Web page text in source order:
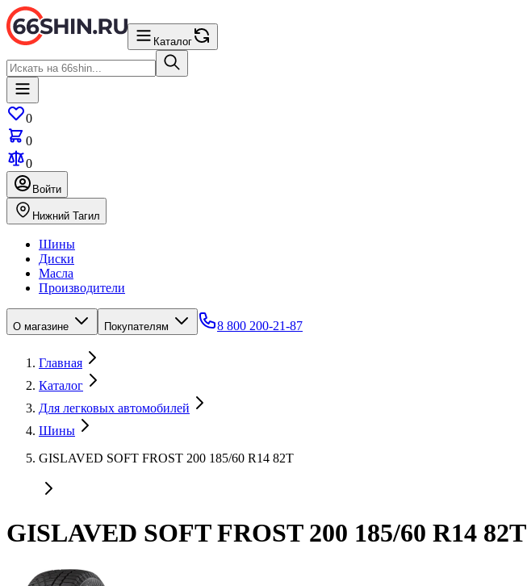
Каталог
0
0
0
Войти
Нижний Тагил
Шины
Диски
Масла
Производители
О магазине Покупателям 8 800 200-21-87
Главная
Каталог
Для легковых автомобилей
Шины
GISLAVED SOFT FROST 200 185/60 R14 82T
GISLAVED SOFT FROST 200 185/60 R14 82T